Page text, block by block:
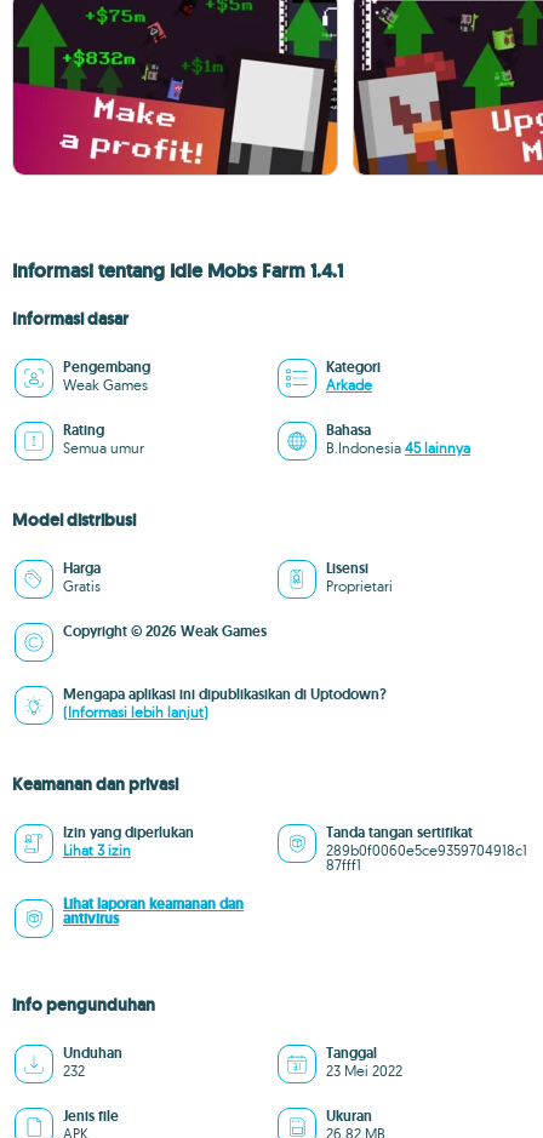
Informasi tentang Idle Mobs Farm 1.4.1
Informasi dasar
Pengembang
Weak Games
Kategori
Arkade
Rating
Semua umur
Bahasa
B.Indonesia 45 lainnya
Model distribusi
Harga
Gratis
Lisensi
Proprietari
Copyright © 2026 Weak Games
Mengapa aplikasi ini dipublikasikan di Uptodown?
(Informasi lebih lanjut)
Keamanan dan privasi
Izin yang diperlukan
Lihat 3 izin
Tanda tangan sertifikat
289b0f0060e5ce9359704918c1
87fff1
Lihat laporan keamanan dan
antivirus
info pengunduhan
Unduhan
232
Tanggal
23 Mei 2022
Jenis file
APK
Ukuran
26.82 MB